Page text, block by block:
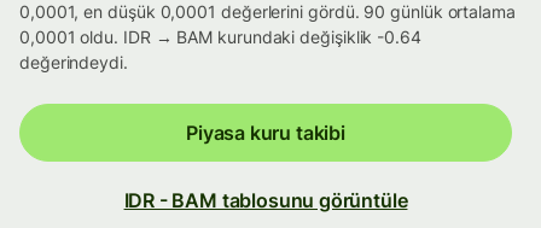
0,0001, en düşük 0,0001 değerlerini gördü. 90 günlük ortalama
0,0001 oldu. IDR → BAM kurundaki değişiklik -0.64
değerindeydi.
Piyasa kuru takibi
IDR - BAM tablosunu görüntüle